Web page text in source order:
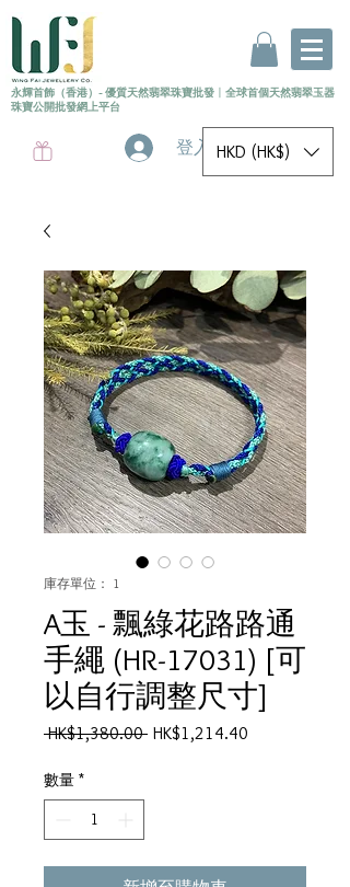
永輝首飾（香港）- 優質天然翡翠珠寶批發 〡 全球首個天然翡翠玉器
珠寶公開批發網上平台
登入 HKD (HK$)
庫存單位： 1
A玉 - 飄綠花路路通
手繩 (HR-17031) [可
以自行調整尺寸]
HK$1,380.00 一HK$1,214.40
數量 *